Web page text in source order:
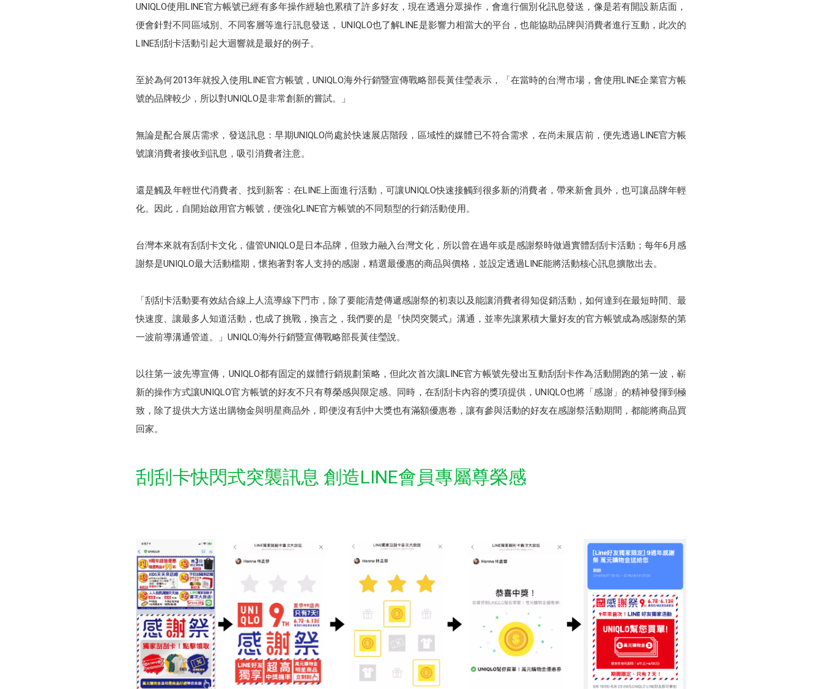
UNIQLO使用LINE官方帳號已經有多年操作經驗也累積了許多好友，現在透過分眾操作，會進行個別化訊息發送，像是若有開設新店面，
便會針對不同區域別、不同客層等進行訊息發送， UNIQLO也了解LINE是影響力相當大的平台，也能協助品牌與消費者進行互動，此次的
LINE刮刮卡活動引起大迴響就是最好的例子。
至於為何2013年就投入使用LINE官方帳號，UNIQLO海外行銷暨宣傳戰略部長黃佳瑩表示，「在當時的台灣市場，會使用LINE企業官方帳
號的品牌較少，所以對UNIQLO是非常創新的嘗試。」
無論是配合展店需求，發送訊息：早期UNIQLO尚處於快速展店階段，區域性的媒體已不符合需求，在尚未展店前，便先透過LINE官方帳
號讓消費者接收到訊息，吸引消費者注意。
還是觸及年輕世代消費者、找到新客：在LINE上面進行活動，可讓UNIQLO快速接觸到很多新的消費者，帶來新會員外，也可讓品牌年輕
化。因此，自開始啟用官方帳號，便強化LINE官方帳號的不同類型的行銷活動使用。
台灣本來就有刮刮卡文化，儘管UNIQLO是日本品牌，但致力融入台灣文化，所以曾在過年或是感謝祭時做過實體刮刮卡活動；每年6月感
謝祭是UNIQLO最大活動檔期，懷抱著對客人支持的感謝，精選最優惠的商品與價格，並設定透過LINE能將活動核心訊息擴散出去。
「刮刮卡活動要有效結合線上人流導線下門市，除了要能清楚傳遞感謝祭的初衷以及能讓消費者得知促銷活動，如何達到在最短時間、最
快速度、讓最多人知道活動，也成了挑戰，換言之，我們要的是『快閃突襲式』溝通，並率先讓累積大量好友的官方帳號成為感謝祭的第
一波前導溝通管道。」UNIQLO海外行銷暨宣傳戰略部長黃佳瑩說。
以往第一波先導宣傳，UNIQLO都有固定的媒體行銷規劃策略，但此次首次讓LINE官方帳號先發出互動刮刮卡作為活動開跑的第一波，嶄
新的操作方式讓UNIQLO官方帳號的好友不只有尊榮感與限定感。同時，在刮刮卡內容的獎項提供，UNIQLO也將「感謝」的精神發揮到極
致，除了提供大方送出購物金與明星商品外，即便沒有刮中大獎也有滿額優惠卷，讓有參與活動的好友在感謝祭活動期間，都能將商品買
回家。
刮刮卡快閃式突襲訊息 創造LINE會員專屬尊榮感